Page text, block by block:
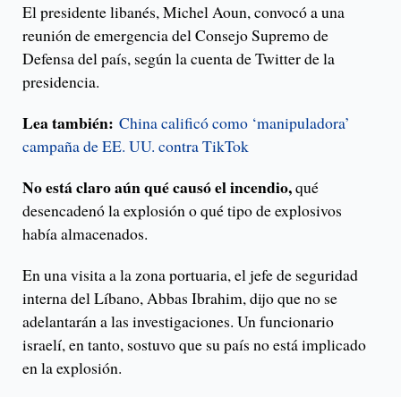
El presidente libanés, Michel Aoun, convocó a una
reunión de emergencia del Consejo Supremo de
Defensa del país, según la cuenta de Twitter de la
presidencia.
Lea también: China calificó como ‘manipuladora’
campaña de EE. UU. contra TikTok
No está claro aún qué causó el incendio,qué
desencadenó la explosión o qué tipo de explosivos
había almacenados.
En una visita a la zona portuaria, el jefe de seguridad
interna del Líbano, Abbas Ibrahim, dijo que no se
adelantarán a las investigaciones. Un funcionario
israelí, en tanto, sostuvo que su país no está implicado
en la explosión.